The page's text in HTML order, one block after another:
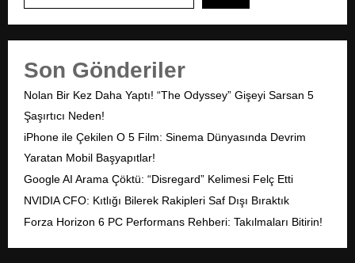
s
a
y
f
a
l
a
m
a
Son Gönderiler
Nolan Bir Kez Daha Yaptı! “The Odyssey” Gişeyi Sarsan 5
Şaşırtıcı Neden!
iPhone ile Çekilen O 5 Film: Sinema Dünyasında Devrim
Yaratan Mobil Başyapıtlar!
Google AI Arama Çöktü: “Disregard” Kelimesi Felç Etti
NVIDIA CFO: Kıtlığı Bilerek Rakipleri Saf Dışı Bıraktık
Forza Horizon 6 PC Performans Rehberi: Takılmaları Bitirin!